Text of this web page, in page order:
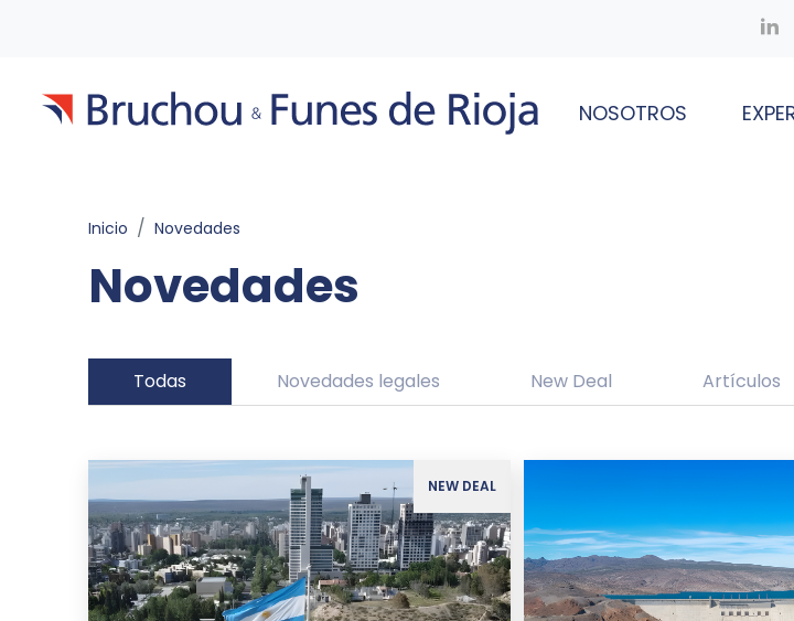
NOSOTROS
Inicio Novedades
Novedades
Todas Novedades legales New Deal Artículos
NEW DEAL